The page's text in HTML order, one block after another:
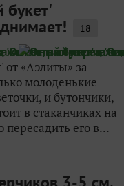
18
«Аэлиты» за
молоденькие
и бутончики,
в стаканчиках на
его в...